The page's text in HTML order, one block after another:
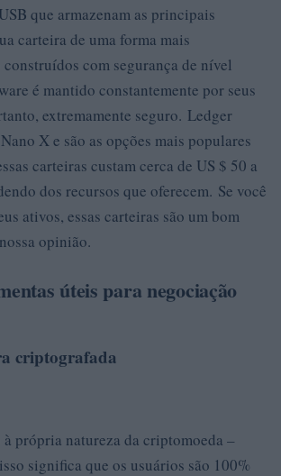
que armazenam as principais
carteira de uma forma mais
com segurança de nível
é mantido constantemente por seus
extremamente seguro. Ledger
X e são as opções mais populares
carteiras custam cerca de US $ 50 a
dos recursos que oferecem. Se você
ativos, essas carteiras são um bom
opinião.
úteis para negociação
criptografada
própria natureza da criptomoeda –
significa que os usuários são 100%